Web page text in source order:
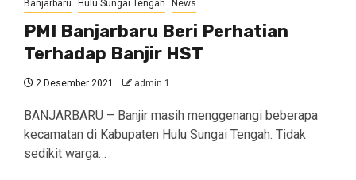
Banjarbaru Hulu Sungai Tengah News
PMI Banjarbaru Beri Perhatian
Terhadap Banjir HST
2 Desember 2021 admin 1
BANJARBARU – Banjir masih menggenangi beberapa
kecamatan di Kabupaten Hulu Sungai Tengah. Tidak
sedikit warga…